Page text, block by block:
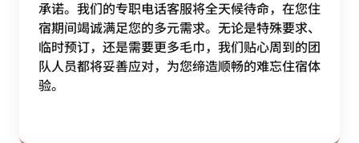
承诺。我们的专职电话客服将全天候待命，在您住
宿期间竭诚满足您的多元需求。无论是特殊要求、
临时预订，还是需要更多毛巾，我们贴心周到的团
队人员都将妥善应对，为您缔造顺畅的难忘住宿体
验。